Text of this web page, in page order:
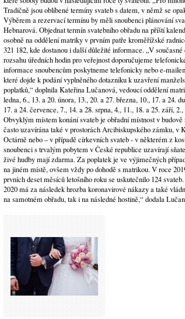
Tradičně jsou oblíbené termíny svateb s datem, v němž se
Výběrem a rezervací termínu by měli snoubenci plánování
Hebnarová. Objednat termín svatebního obřadu na příští
osobně na oddělení matriky v prvním patře kroměřížské
321 182, kde dostanou i další důležité informace. „V
rozsahu úředních hodin pro veřejnost doporučujeme
informace snoubencům poskytneme telefonicky nebo e-
které dojde k podání vyplněného dotazníku k uzavření
poplatků,“ doplnila Kateřina Lučanová, vedoucí oddělení
ledna, 6., 13. a 20. února, 13., 20. a 27. března, 10., 17. a 24.
17. a 24. července, 7., 14. a 28. srpna, 4., 11., 18. a 25. září,
Obvyklým místem konání svateb je obřadní místnost v
často uzavírána také v prostorách Arcibiskupského zámku, v
Octárně nebo – v případě církevních svateb - v některém z
snoubenci s trvalým pobytem v České republice uzavírají
živé hudby mají zdarma. Za poplatek je ve výjimečných
na jiném místě, ovšem vždy po dohodě s matrikou. V roce
prvních deset měsíců letošního roku se uskutečnilo 124
2020 má za následek hrozba koronavirové nákazy a také
na samotném obřadu, tak i na následné hostině,“ dodala